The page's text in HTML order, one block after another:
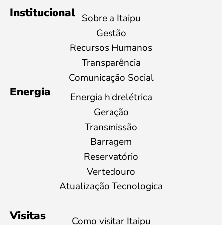
Institucional Sobre a Itaipu
Gestão
Recursos Humanos
Transparência
Comunicação Social
Energia
Energia hidrelétrica
Geração
Transmissão
Barragem
Reservatório
Vertedouro
Atualização Tecnologica
Visitas
Como visitar Itaipu